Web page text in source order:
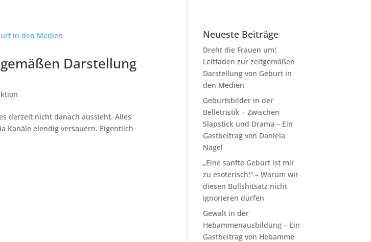
Darstellung
derzeit nicht danach aussieht. Alles
Kanäle elendig versauern. Eigentlich
Neueste Beiträge
Dreht die Frauen um!
Leitfaden zur zeitgemäßen
Darstellung von Geburt in
den Medien
Geburtsbilder in der
Belletristik – Zwischen
Slapstick und Drama – Ein
Gastbeitrag von Daniela
Nagel
„Eine sanfte Geburt ist mir
zu esoterisch!“ – Warum wir
diesen Bullshitsatz nicht
ignorieren dürfen
Gewalt in der
Hebammenausbildung – Ein
Gastbeitrag von Hebamme